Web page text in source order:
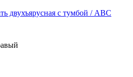
с тумбой / ABC